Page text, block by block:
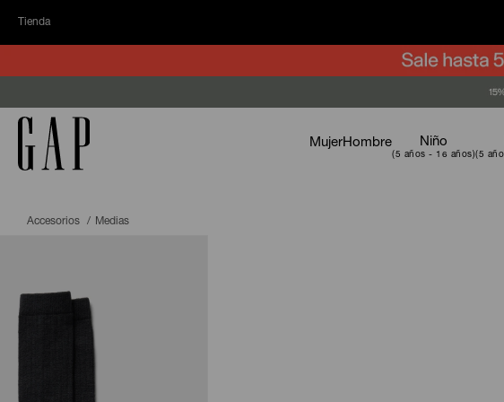
Tienda
MujerHombre Niño
Accesorios Medias